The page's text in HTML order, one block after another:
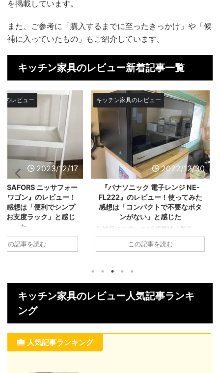
を掲載しています。
また、ご参考に「購入するまでに至ったきっかけ」や「候
補に入っていたもの」もご紹介しています。
キッチン家具のレビュー新着記事一覧
12/17
ッサフォー
ビュー！
でシンプ
」と感じ
（主婦）
た『IKEA
に使って
イチなとこ
気になって
い。 気に
でスタイ
動 スチー
手頃な値段
キッチン家具のレビュー
2022/12/30
『パナソニック 電子レンジ NE-
FL222』のレビュー！使ってみた
感想は「コンパクトで不要なボタ
ンがない」と感じた
茨城県にお住いの55歳男性（製造
業：代表取締役）が2022年3月頃に購
入された『パナソニック 電子レンジ
て良かったところやイマイチなところ
をまとめておりますので、家電を購入
する前に評価や口コミが気になってい
る方は参考にしてください。 気に入
パクトで軽い 不要なボタンがない パ
created by Rinker パナソニック
(Panasonic) ...
この記事を読む
キッチン家具
『シロカ
のレビュ
「電気圧
神奈川県に
信系：営業
をまとめて
する前に評
る方は参考
た目がすっ
キッチン家具のレビュー人気記事ランキ
ング
人気記事ランキング